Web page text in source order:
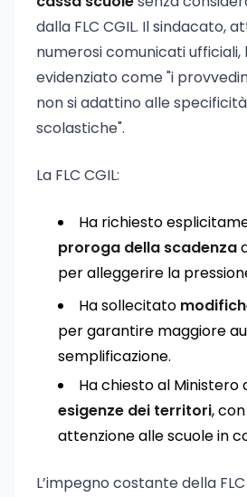
dalla FLC CGIL. Il sindacato,
numerosi comunicati
evidenziato come "i
non si adattino alle
scolastiche".
La FLC CGIL:
Ha richiesto
proroga della scadenza
per alleggerire la
Ha sollecitato
per garantire maggiore
semplificazione.
Ha chiesto al Ministero
esigenze dei territori,
attenzione alle scuole in
L’impegno costante della